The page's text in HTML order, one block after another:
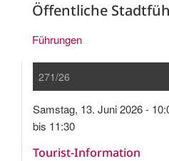
Öffentliche
Führungen
271/26
Samstag, 13. Juni 2026 -
bis 11:30
Tourist-Information